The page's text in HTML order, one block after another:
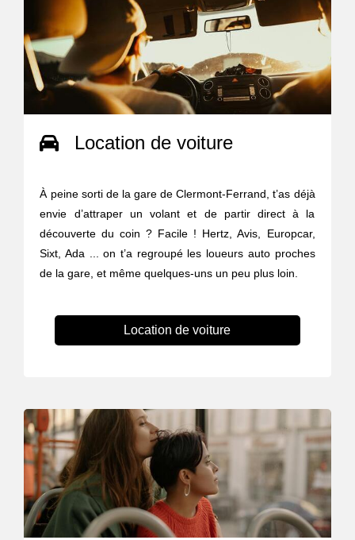
Location de voiture
À peine sorti de la gare de Clermont-Ferrand, t’as déjà
envie d’attraper un volant et de partir direct à la
découverte du coin ? Facile ! Hertz, Avis, Europcar,
Sixt, Ada ... on t’a regroupé les loueurs auto proches
de la gare, et même quelques-uns un peu plus loin.
Location de voiture